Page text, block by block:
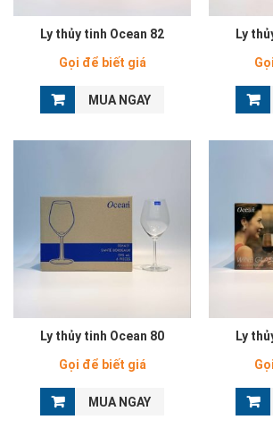
Ly thủy tinh Ocean 82
Gọi để biết giá
MUA NGAY
Ly
Ly thủy tinh Ocean 80
Gọi để biết giá
MUA NGAY
Ly